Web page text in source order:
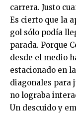
carrera. Justo
Es cierto que la
gol sólo podía
parada. Porque
desde el medio
estacionado en
diagonales para
no lograba
Un descuido y